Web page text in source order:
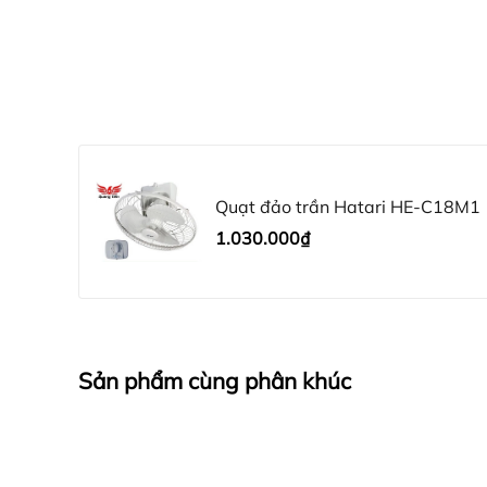
+ Khi bảo hành sản phẩm
Quạt đảo trần
Xuất xứ: Thái Lan
Màu sắc: Trắng
Công suất: 80W
Điều khiển: Cơ
Quạt đảo trần Hatari HE-C18M1
1.030.000₫
Sản phẩm cùng phân khúc